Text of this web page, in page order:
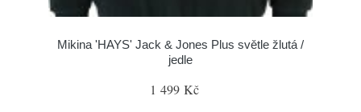
Mikina 'HAYS' Jack & Jones Plus světle žlutá /
jedle
1 499 Kč